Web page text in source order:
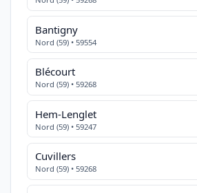
Bantigny
Nord (59) • 59554
Blécourt
Nord (59) • 59268
Hem-Lenglet
Nord (59) • 59247
Cuvillers
Nord (59) • 59268